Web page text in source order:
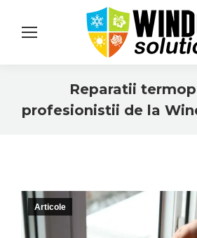
Reparatii
profesionistii de la
Articole